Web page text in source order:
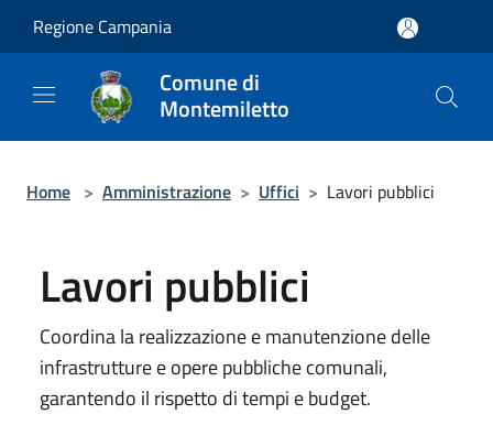
Regione Campania
Comune di
Montemiletto
Home > Amministrazione > Uffici > Lavori pubblici
Lavori pubblici
Coordina la realizzazione e manutenzione delle
infrastrutture e opere pubbliche comunali,
garantendo il rispetto di tempi e budget.